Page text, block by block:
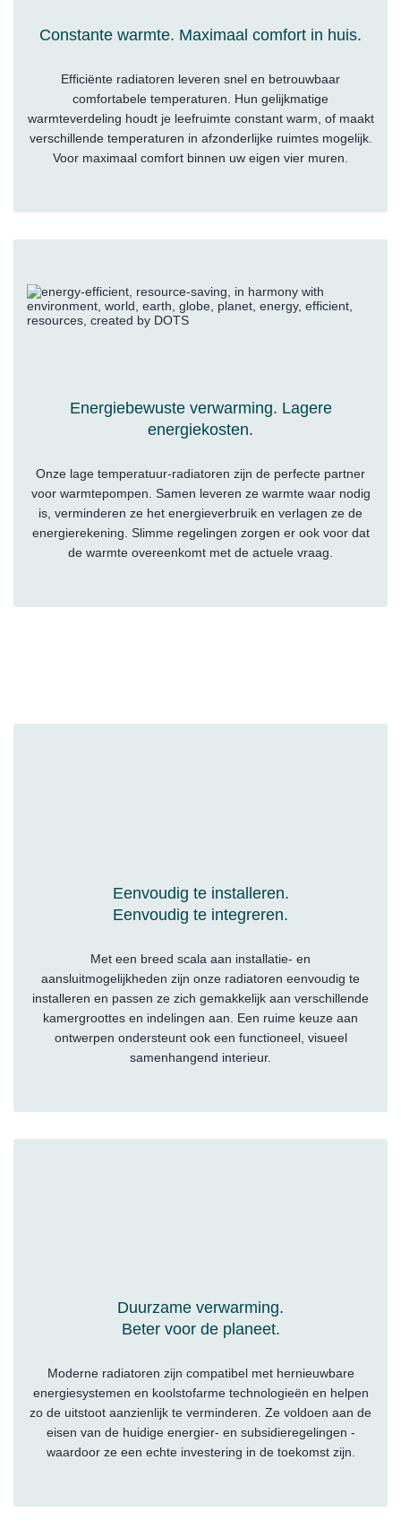
Constante warmte. Maximaal comfort in huis.
Efficiënte radiatoren leveren snel en betrouwbaar
comfortabele temperaturen. Hun gelijkmatige
warmteverdeling houdt je leefruimte constant warm, of maakt
verschillende temperaturen in afzonderlijke ruimtes mogelijk.
Voor maximaal comfort binnen uw eigen vier muren.
Energiebewuste verwarming. Lagere
energiekosten.
Onze lage temperatuur-radiatoren zijn de perfecte partner
voor warmtepompen. Samen leveren ze warmte waar nodig
is, verminderen ze het energieverbruik en verlagen ze de
energierekening. Slimme regelingen zorgen er ook voor dat
de warmte overeenkomt met de actuele vraag.
Eenvoudig te installeren.
Eenvoudig te integreren.
Met een breed scala aan installatie- en
aansluitmogelijkheden zijn onze radiatoren eenvoudig te
installeren en passen ze zich gemakkelijk aan verschillende
kamergroottes en indelingen aan. Een ruime keuze aan
ontwerpen ondersteunt ook een functioneel, visueel
samenhangend interieur.
Duurzame verwarming.
Beter voor de planeet.
Moderne radiatoren zijn compatibel met hernieuwbare
energiesystemen en koolstofarme technologieën en helpen
zo de uitstoot aanzienlijk te verminderen. Ze voldoen aan de
eisen van de huidige energier- en subsidieregelingen -
waardoor ze een echte investering in de toekomst zijn.